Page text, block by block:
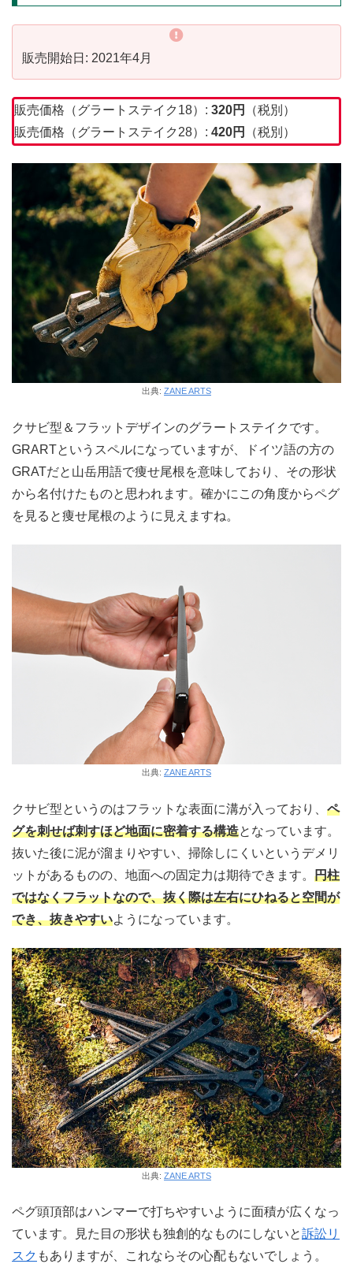
販売開始日: 2021年4月
販売価格（グラートステイク18）: 320円
（税別）
販売価格（グラートステイク28）: 420円 （税別）
出典: ZANE ARTS
クサビ型＆フラットデザインのグラートステイクです。
GRARTというスペルになっていますが、ドイツ語の方の
GRATだと山岳用語で痩せ尾根を意味しており、その形状
から名付けたものと思われます。確かにこの角度からペグ
を見ると痩せ尾根のように見えますね。
出典: ZANE ARTS
クサビ型というのはフラットな表面に溝が入っており、 ペ
グを刺せば刺すほど地面に密着する構造となっています。
抜いた後に泥が溜まりやすい、掃除しにくいというデメリ
ットがあるものの、地面への固定力は期待できます。 円柱
ではなくフラットなので、抜く際は左右にひねると空間が
でき、抜きやすいようになっています。
出典: ZANE ARTS
ペグ頭頂部はハンマーで打ちやすいように面積が広くなっ
ています。見た目の形状も独創的なものにしないと訴訟リ
スク もありますが、これならその心配もないでしょう。